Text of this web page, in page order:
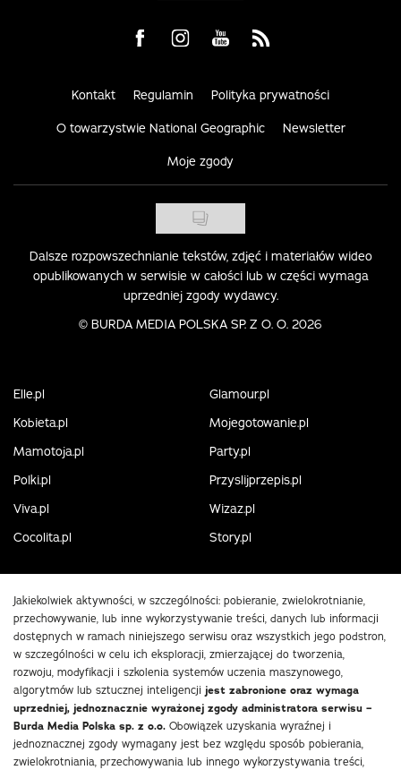
Visit us on Facebook
Visit us on Instagram
Visit us on Youtube
Visit us on Rss
Kontakt Regulamin Polityka prywatności
O towarzystwie National Geographic Newsletter
Moje zgody
Dalsze rozpowszechnianie tekstów, zdjęć i materiałów wideo
opublikowanych w serwisie w całości lub w części wymaga
uprzedniej zgody wydawcy.
© BURDA MEDIA POLSKA SP. Z O. O. 2026
Elle.pl
Glamour.pl
Kobieta.pl
Mojegotowanie.pl
Mamotoja.pl
Party.pl
Polki.pl
Przyslijprzepis.pl
Viva.pl
Wizaz.pl
Cocolita.pl
Story.pl
Jakiekolwiek aktywności, w szczególności: pobieranie, zwielokrotnianie,
przechowywanie, lub inne wykorzystywanie treści, danych lub informacji
dostępnych w ramach niniejszego serwisu oraz wszystkich jego podstron,
w szczególności w celu ich eksploracji, zmierzającej do tworzenia,
rozwoju, modyfikacji i szkolenia systemów uczenia maszynowego,
algorytmów lub sztucznej inteligencji jest zabronione oraz wymaga
uprzedniej, jednoznacznie wyrażonej zgody administratora serwisu –
Burda Media Polska sp. z o.o. Obowiązek uzyskania wyraźnej i
jednoznacznej zgody wymagany jest bez względu sposób pobierania,
zwielokrotniania, przechowywania lub innego wykorzystywania treści,